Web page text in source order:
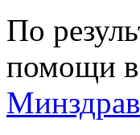
По
помощи в